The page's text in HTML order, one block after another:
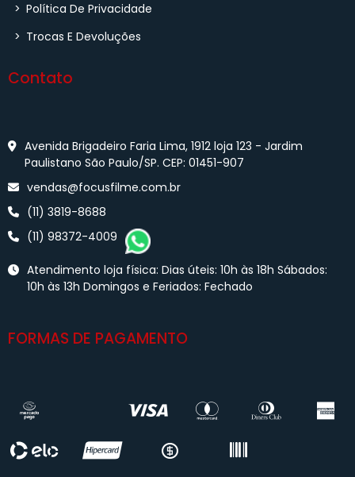
> Política De Privacidade
> Trocas E Devoluções
Contato
Avenida Brigadeiro Faria Lima, 1912 loja 123 - Jardim
Paulistano São Paulo/SP. CEP: 01451-907
vendas@focusfilme.com.br
(11) 3819-8688
(11) 98372-4009
Atendimento loja física: Dias úteis: 10h às 18h Sábados:
10h às 13h Domingos e Feriados: Fechado
FORMAS DE PAGAMENTO